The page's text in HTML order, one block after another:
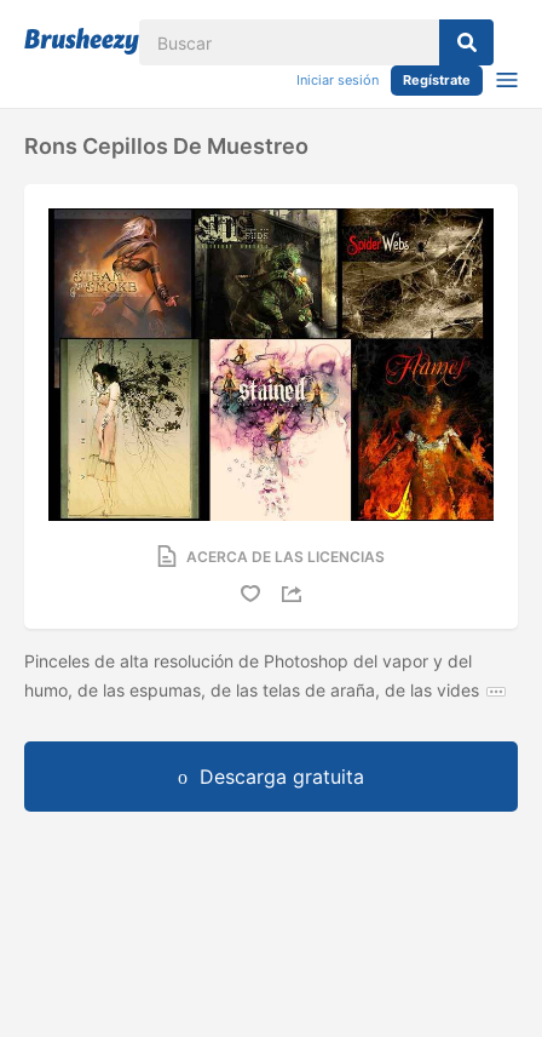
Iniciar sesión Regístrate
Rons Cepillos De Muestreo
ACERCA DE LAS LICENCIAS
Pinceles de alta resolución de Photoshop del vapor y del
humo, de las espumas, de las telas de araña, de las vides
Descarga gratuita